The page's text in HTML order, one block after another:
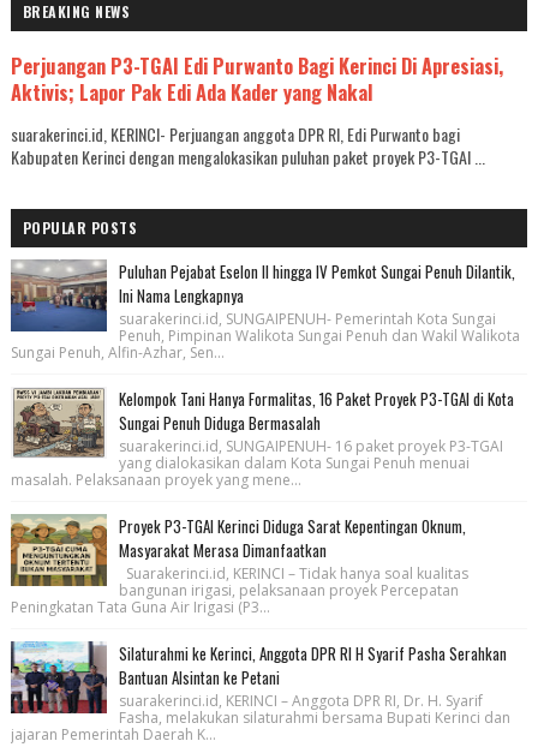
BREAKING NEWS
Perjuangan P3-TGAI Edi Purwanto Bagi Kerinci Di Apresiasi,
Aktivis; Lapor Pak Edi Ada Kader yang Nakal
suarakerinci.id, KERINCI- Perjuangan anggota DPR RI, Edi Purwanto bagi
Kabupaten Kerinci dengan mengalokasikan puluhan paket proyek P3-TGAI ...
POPULAR POSTS
Puluhan Pejabat Eselon II hingga IV Pemkot Sungai Penuh Dilantik,
Ini Nama Lengkapnya
suarakerinci.id, SUNGAIPENUH- Pemerintah Kota Sungai
Penuh, Pimpinan Walikota Sungai Penuh dan Wakil Walikota
Sungai Penuh, Alfin-Azhar, Sen...
Kelompok Tani Hanya Formalitas, 16 Paket Proyek P3-TGAI di Kota
Sungai Penuh Diduga Bermasalah
suarakerinci.id, SUNGAIPENUH- 16 paket proyek P3-TGAI
yang dialokasikan dalam Kota Sungai Penuh menuai
masalah. Pelaksanaan proyek yang mene...
Proyek P3-TGAI Kerinci Diduga Sarat Kepentingan Oknum,
Masyarakat Merasa Dimanfaatkan
Suarakerinci.id, KERINCI – Tidak hanya soal kualitas
bangunan irigasi, pelaksanaan proyek Percepatan
Peningkatan Tata Guna Air Irigasi (P3...
Silaturahmi ke Kerinci, Anggota DPR RI H Syarif Pasha Serahkan
Bantuan Alsintan ke Petani
suarakerinci.id, KERINCI – Anggota DPR RI, Dr. H. Syarif
Fasha, melakukan silaturahmi bersama Bupati Kerinci dan
jajaran Pemerintah Daerah K...